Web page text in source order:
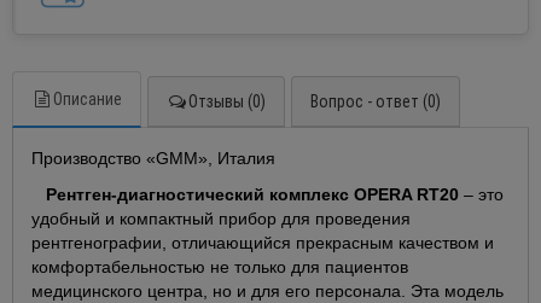
Описание Отзывы (0) Вопрос - ответ (0)
Производство «GMM», Италия
Рентген-диагностический комплекс OPERA RT20 – это
удобный и компактный прибор для проведения
рентгенографии, отличающийся прекрасным качеством и
комфортабельностью не только для пациентов
медицинского центра, но и для его персонала. Эта модель